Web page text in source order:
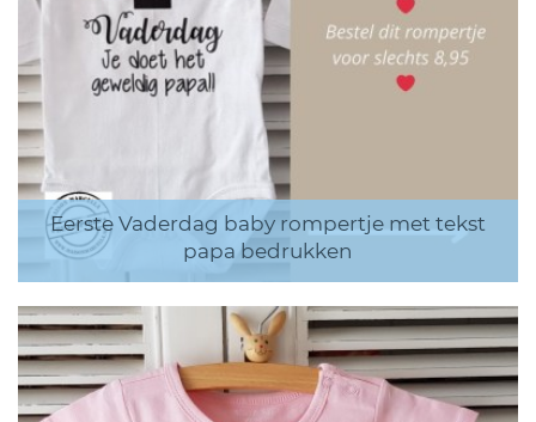
Eerste Vaderdag baby rompertje met tekst
papa bedrukken